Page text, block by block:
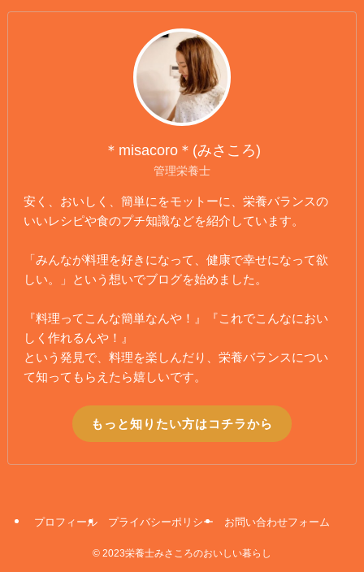
＊misacoro＊(みさころ)
管理栄養士
安く、おいしく、簡単にをモットーに、栄養バランスの
いいレシピや食のプチ知識などを紹介しています。
「みんなが料理を好きになって、健康で幸せになって欲
しい。」という想いでブログを始めました。
『料理ってこんな簡単なんや！』『これでこんなにおい
しく作れるんや！』
という発見で、料理を楽しんだり、栄養バランスについ
て知ってもらえたら嬉しいです。
もっと知りたい方はコチラから
プロフィール プライバシーポリシー お問い合わせフォーム
© 2023栄養士みさころのおいしい暮らし